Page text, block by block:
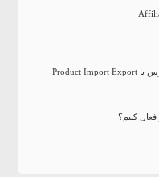
درون‌ریزی و برون‌بری محصولات در ووکامرس با Product Import Export